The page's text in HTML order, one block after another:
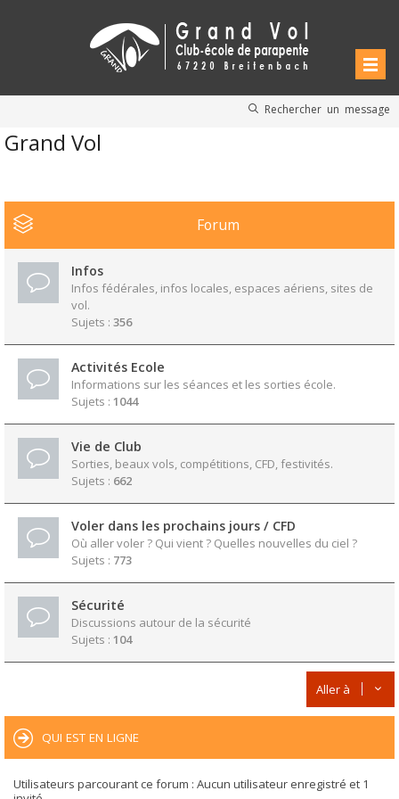
Rechercher un message
Grand Vol
Forum
Infos
Infos fédérales, infos locales, espaces aériens, sites de
vol.
Sujets : 356
Activités Ecole
Informations sur les séances et les sorties école.
Sujets : 1044
Vie de Club
Sorties, beaux vols, compétitions, CFD, festivités.
Sujets : 662
Voler dans les prochains jours / CFD
Où aller voler ? Qui vient ? Quelles nouvelles du ciel ?
Sujets : 773
Sécurité
Discussions autour de la sécurité
Sujets : 104
Aller à
QUI EST EN LIGNE
Utilisateurs parcourant ce forum : Aucun utilisateur enregistré et 1